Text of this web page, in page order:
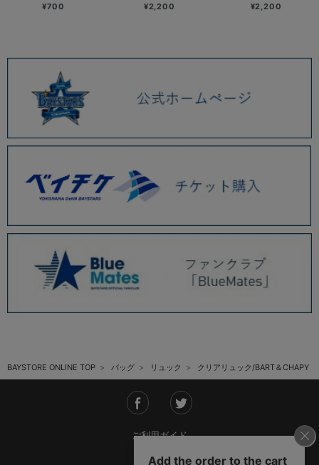
¥700 ¥2,200 ¥2,200
BAYSTORE ONLINE TOP バッグ リュック クリアリュック/BART＆CHAPY
ご利用ガイド
会社概要